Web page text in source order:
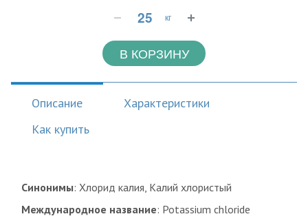
кг
В КОРЗИНУ
Описание
Характеристики
Как купить
Синонимы: Хлорид калия, Калий хлористый
Международное название: Potassium chloride